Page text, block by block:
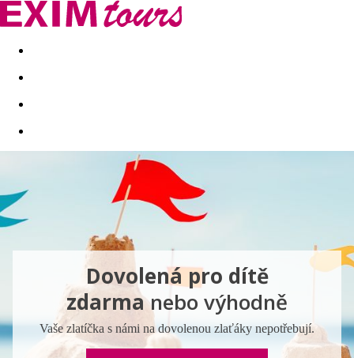
Akční nabídky Last minute
Dovolená pro dítě
zdarmanebo výhodně
Vaše zlatíčka s námi na dovolenou zlaťáky nepotřebují.